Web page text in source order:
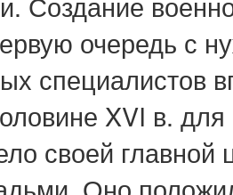
очередь с
специалистов
XVI в.
своей